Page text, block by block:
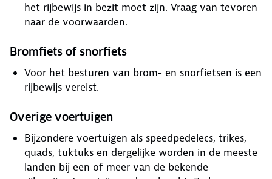
het rijbewijs in bezit moet zijn. Vraag van tevoren
naar de voorwaarden.
Bromfiets of snorfiets
Voor het besturen van brom- en snorfietsen is een
rijbewijs vereist.
Overige voertuigen
Bijzondere voertuigen als speedpedelecs, trikes,
quads, tuktuks en dergelijke worden in de meeste
landen bij een of meer van de bekende